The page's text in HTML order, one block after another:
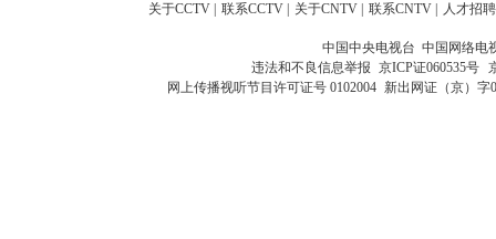
关于CCTV 联系CCTV 关于CNTV 联系CNTV 人才招聘
中国中央电视台 中国网络电
违法和不良信息举报 京ICP证060535号
网上传播视听节目许可证号 0102004 新出网证（京）